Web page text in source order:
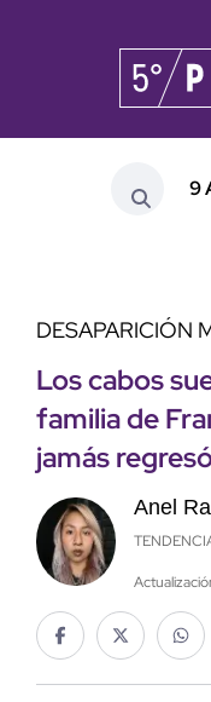
9
DESAPARICIÓN
Los cabos
familia de
jamás
Anel